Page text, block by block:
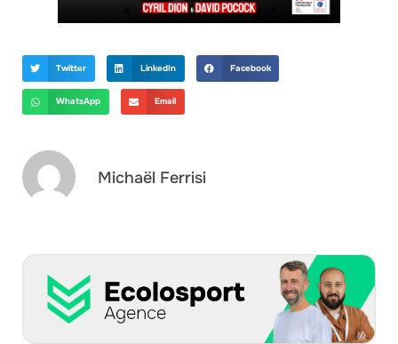
Twitter LinkedIn Facebook
WhatsApp Email
Michaël Ferrisi